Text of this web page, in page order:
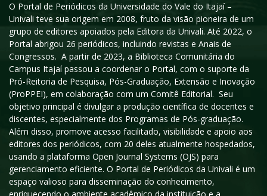
O Portal de Periódicos da Universidade do Vale do Itajaí –
Univali teve sua origem em 2008, fruto da visão pioneira de um
grupo de editores apoiados pela Editora da Univali. Até 2022, o
Portal abrigou 26 periódicos, incluindo revistas e Anais de
Congressos. A partir de 2023, a Biblioteca Comunitária do
Campus Itajaí passou a coordenar o Portal, com o suporte da
Pró-Reitoria de Pesquisa, Pós-Graduação, Extensão e Inovação
(ProPPEI), em colaboração com um Comitê Editorial. Seu
objetivo principal é divulgar a produção científica de docentes e
discentes, especialmente dos Programas de Pós-graduação.
Além disso, promove acesso facilitado, visibilidade e apoio aos
editores dos periódicos, com 20 deles atualmente hospedados,
usando a plataforma Open Journal Systems (OJS) para
gerenciamento eficiente. O Portal de Periódicos da Univali é um
espaço valioso para disseminação do conhecimento,